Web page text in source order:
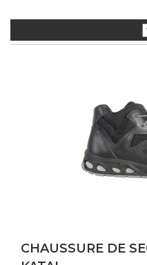
Recherche libre
< Santé, Bien-être
CHAUSSURE DE